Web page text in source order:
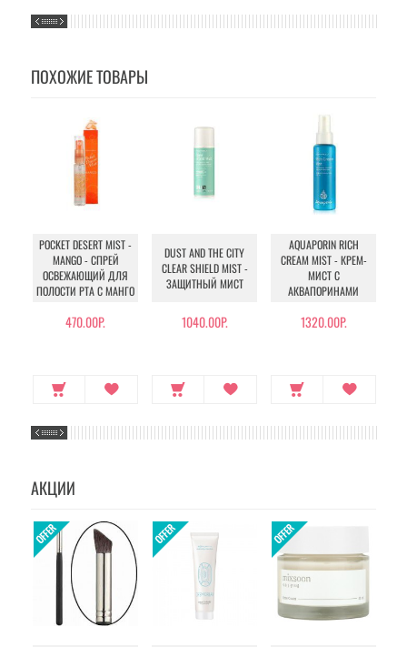
ПОХОЖИЕ ТОВАРЫ
POCKET DESERT MIST -
MANGO - СПРЕЙ
ОСВЕЖАЮЩИЙ ДЛЯ
ПОЛОСТИ РТА С МАНГО
470.00Р.
DUST AND THE CITY
CLEAR SHIELD MIST -
ЗАЩИТНЫЙ МИСТ
1040.00Р.
AQUAPORIN RICH
CREAM MIST - КРЕМ-
МИСТ С
АКВАПОРИНАМИ
1320.00Р.
АКЦИИ